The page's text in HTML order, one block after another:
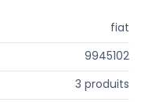
fiat
9945102
3 produits